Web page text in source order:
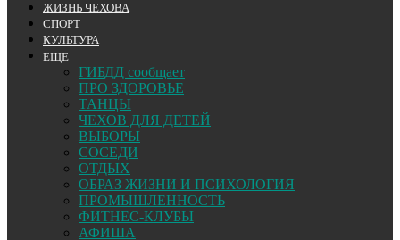
ЖИЗНЬ ЧЕХОВА
СПОРТ
КУЛЬТУРА
ЕЩЕ
ГИБДД сообщает
ПРО ЗДОРОВЬЕ
ТАНЦЫ
ЧЕХОВ ДЛЯ ДЕТЕЙ
ВЫБОРЫ
СОСЕДИ
ОТДЫХ
ОБРАЗ ЖИЗНИ И ПСИХОЛОГИЯ
ПРОМЫШЛЕННОСТЬ
ФИТНЕС-КЛУБЫ
АФИША